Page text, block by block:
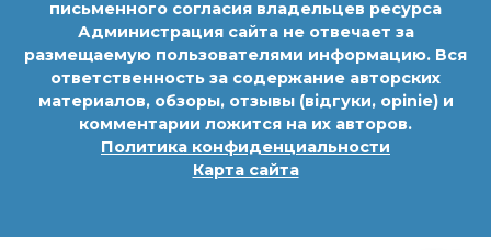
письменного согласия владельцев ресурса
Администрация сайта не отвечает за
размещаемую пользователями информацию. Вся
ответственность за содержание авторских
материалов, обзоры, отзывы (відгуки, opinie) и
комментарии ложится на их авторов.
Политика конфиденциальности
Карта сайта